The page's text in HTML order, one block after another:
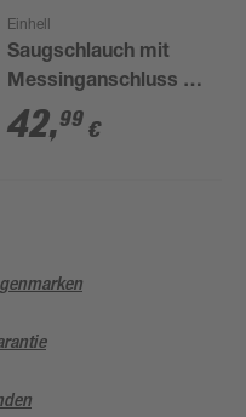
Einhell
Saugschlauch mit
Messinganschluss Ø
2,5 x cm 1 1/4'' 7 m
42,99 €